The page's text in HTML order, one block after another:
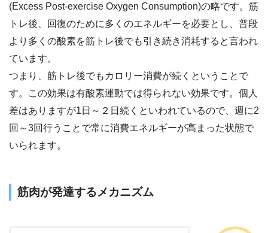
(Excess Post-exercise Oxygen Consumption)の略です。筋
トレ後、回復のために多くのエネルギーを必要とし、普段
より多くの酸素を筋トレ後でも引き続き消耗すると言われ
ています。
つまり、筋トレ後でもカロリー消費が続くということで
す。この効果は有酸素運動では得られない効果です。個人
差はありますが1日～２日続くといわれているので、週に2
回～3回行うことで常に消費エネルギーが高まった状態で
いられます。
筋肉が発達するメカニズム